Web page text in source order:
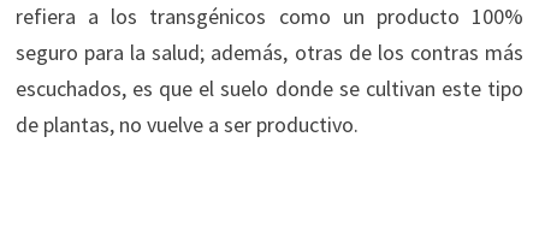
refiera a los transgénicos como un producto 100%
seguro para la salud; además, otras de los contras más
escuchados, es que el suelo donde se cultivan este tipo
de plantas, no vuelve a ser productivo.